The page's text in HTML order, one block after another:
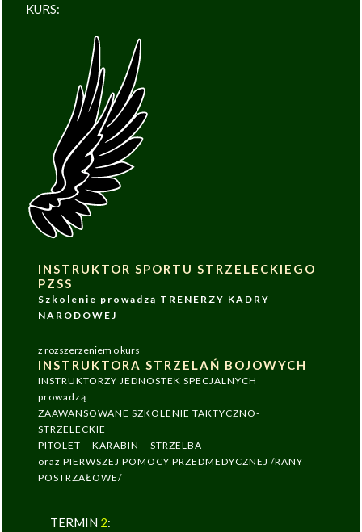
KURS:
INSTRUKTOR SPORTU STRZELECKIEGO
PZSS
Szkolenie prowadzą TRENERZY KADRY
NARODOWEJ
z rozszerzeniem o kurs
INSTRUKTORA STRZELAŃ BOJOWYCH
INSTRUKTORZY JEDNOSTEK SPECJALNYCH
prowadzą
ZAAWANSOWANE SZKOLENIE TAKTYCZNO-
STRZELECKIE
PITOLET – KARABIN – STRZELBA
oraz PIERWSZEJ POMOCY PRZEDMEDYCZNEJ /RANY
POSTRZAŁOWE/
TERMIN 2: